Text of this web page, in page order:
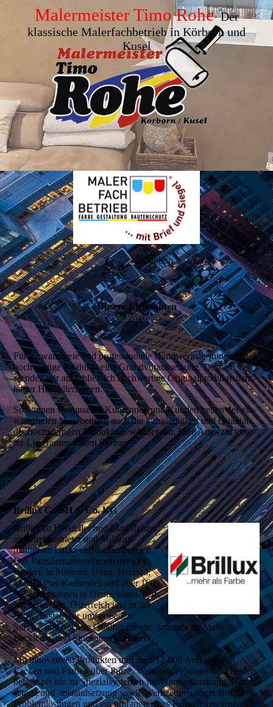
Maler­meister Timo Rohe-Der
klassische Maler­fach­betrieb in Körborn und
Kusel
Navigation
Unsere Lieferanten
& Partner
Für ein­wand­freie und profes­sionelle Hand­werks­leis­tun­gen sind
hoch­werti­ge Pro­dukte eine Grund­voraus­setzung. Des­halb ver­
wen­den wir aus­schließ­lich hoch­­wertige Original­produkte nam­
hafter Hersteller­firmen.
So können wir unse­ren Kun­dinnen und Kun­den neben der ein­
wand­freien Ver­ar­bei­tung auch die Lang­lebigkeit und Quali­tät
der hoch­wertigen Pro­dukte gewähr­leisten. Eine Aus­wahl unse­
rer Liefe­ranten finden Sie hier:
Brillux GmbH & Co. KG
Brillux ist Hersteller und Markt­führer
als Direkt­an­bieter und Voll­sorti­
menter im Lack- und Farben­bereich.
Das Familien­unter­nehmen mit vier
Wer­ken in Mün­ster, Unna, Herford,
Malsch (bei Karls­ruhe) und über 160
Nieder­las­sungen in Deutsch­land, den
Nieder­landen, Öster­reich und in der
Schweiz steht für um­fassen­den
Service und höchste Quali­tät für alle Ar­beiten im Maler-,
Lackie­rer- und Stucka­teur­hand­werk.
Mit innovativen Pro­dukten und über 12.000 Artikeln, von
Lacken und Far­ben über Putze, Wand­beklei­dungen und Boden­
beläge bis hin zu Spezial­systemen für Wärme­dämmung, Beton­
schutz und -instand­setzung sowie Werk­zeugen bietet Brillux
Problem­lösungen und ein um­fang­reiches Komplett­sortiment.